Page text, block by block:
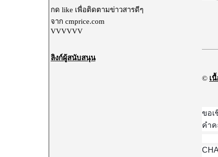
กด like เพื่อติดตามข่าวสารดีๆ
จาก cmprice.com
VVVVVV
ลิงก์ผู้สนับสนุน
© เ
ขอเ
คำค